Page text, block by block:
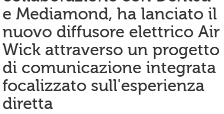
e Mediamond, ha lanciato il
nuovo diffusore elettrico Air
Wick attraverso un progetto
di comunicazione integrata
focalizzato sull'esperienza
diretta